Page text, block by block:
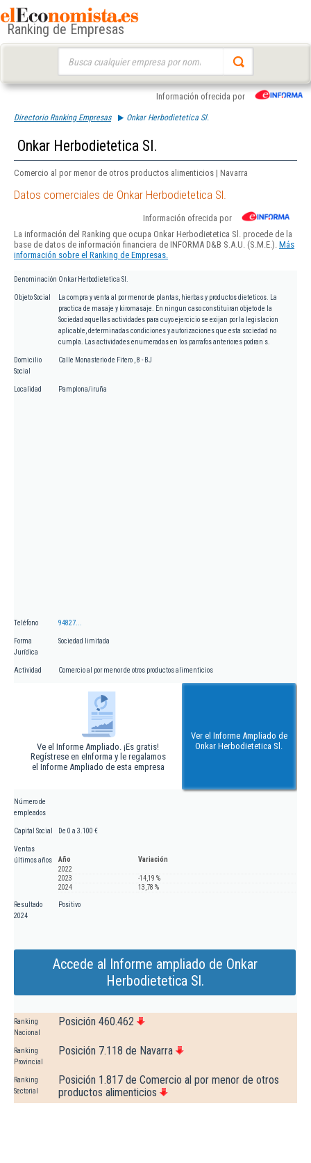
Ranking de Empresas
Información ofrecida por
Directorio Ranking Empresas Onkar Herbodietetica Sl.
Onkar Herbodietetica Sl.
Comercio al por menor de otros productos alimenticios | Navarra
Datos comerciales de Onkar Herbodietetica Sl.
Información ofrecida por
La información del Ranking que ocupa Onkar Herbodietetica Sl. procede de la
base de datos de información financiera de INFORMA D&B S.A.U. (S.M.E.). Más
información sobre el Ranking de Empresas.
Denominación Onkar Herbodietetica Sl.
Objeto Social
La compra y venta al por menor de plantas, hierbas y productos dieteticos. La
practica de masaje y kiromasaje. En ningun caso constituiran objeto de la
Sociedad aquellas actividades para cuyo ejercicio se exijan por la legislacion
aplicable, determinadas condiciones y autorizaciones que esta sociedad no
cumpla. Las actividades enumeradas en los parrafos anteriores podran s.
Domicilio
Social
Calle Monasterio de Fitero , 8 - BJ
Localidad Pamplona/iruña
Teléfono 94827...
Forma
Jurídica
Sociedad limitada
Actividad Comercio al por menor de otros productos alimenticios
Ve el Informe Ampliado. ¡Es gratis!
Regístrese en eInforma y le regalamos
el Informe Ampliado de esta empresa
Ver el Informe Ampliado de
Onkar Herbodietetica Sl.
Número de
empleados
Capital Social De 0 a 3.100 €
Ventas
últimos años
Año
Variación
2022
2023
-14,19 %
2024
13,78 %
Resultado
2024
Positivo
Accede al Informe ampliado de Onkar
Herbodietetica Sl.
Ranking
Nacional
Posición 460.462
Ranking
Provincial
Posición 7.118 de Navarra
Ranking
Sectorial
Posición 1.817 de Comercio al por menor de otros
productos alimenticios